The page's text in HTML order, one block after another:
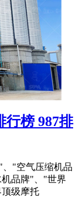
行榜 987排
"空气压缩机品
品牌"、"世界
级摩托